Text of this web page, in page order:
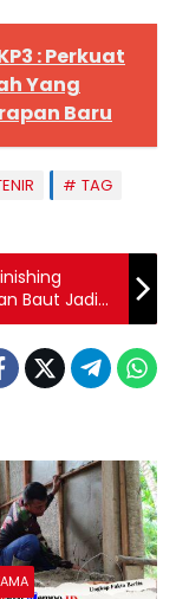
: Perkuat
Yang
Baru
TAG
Baut Jadi